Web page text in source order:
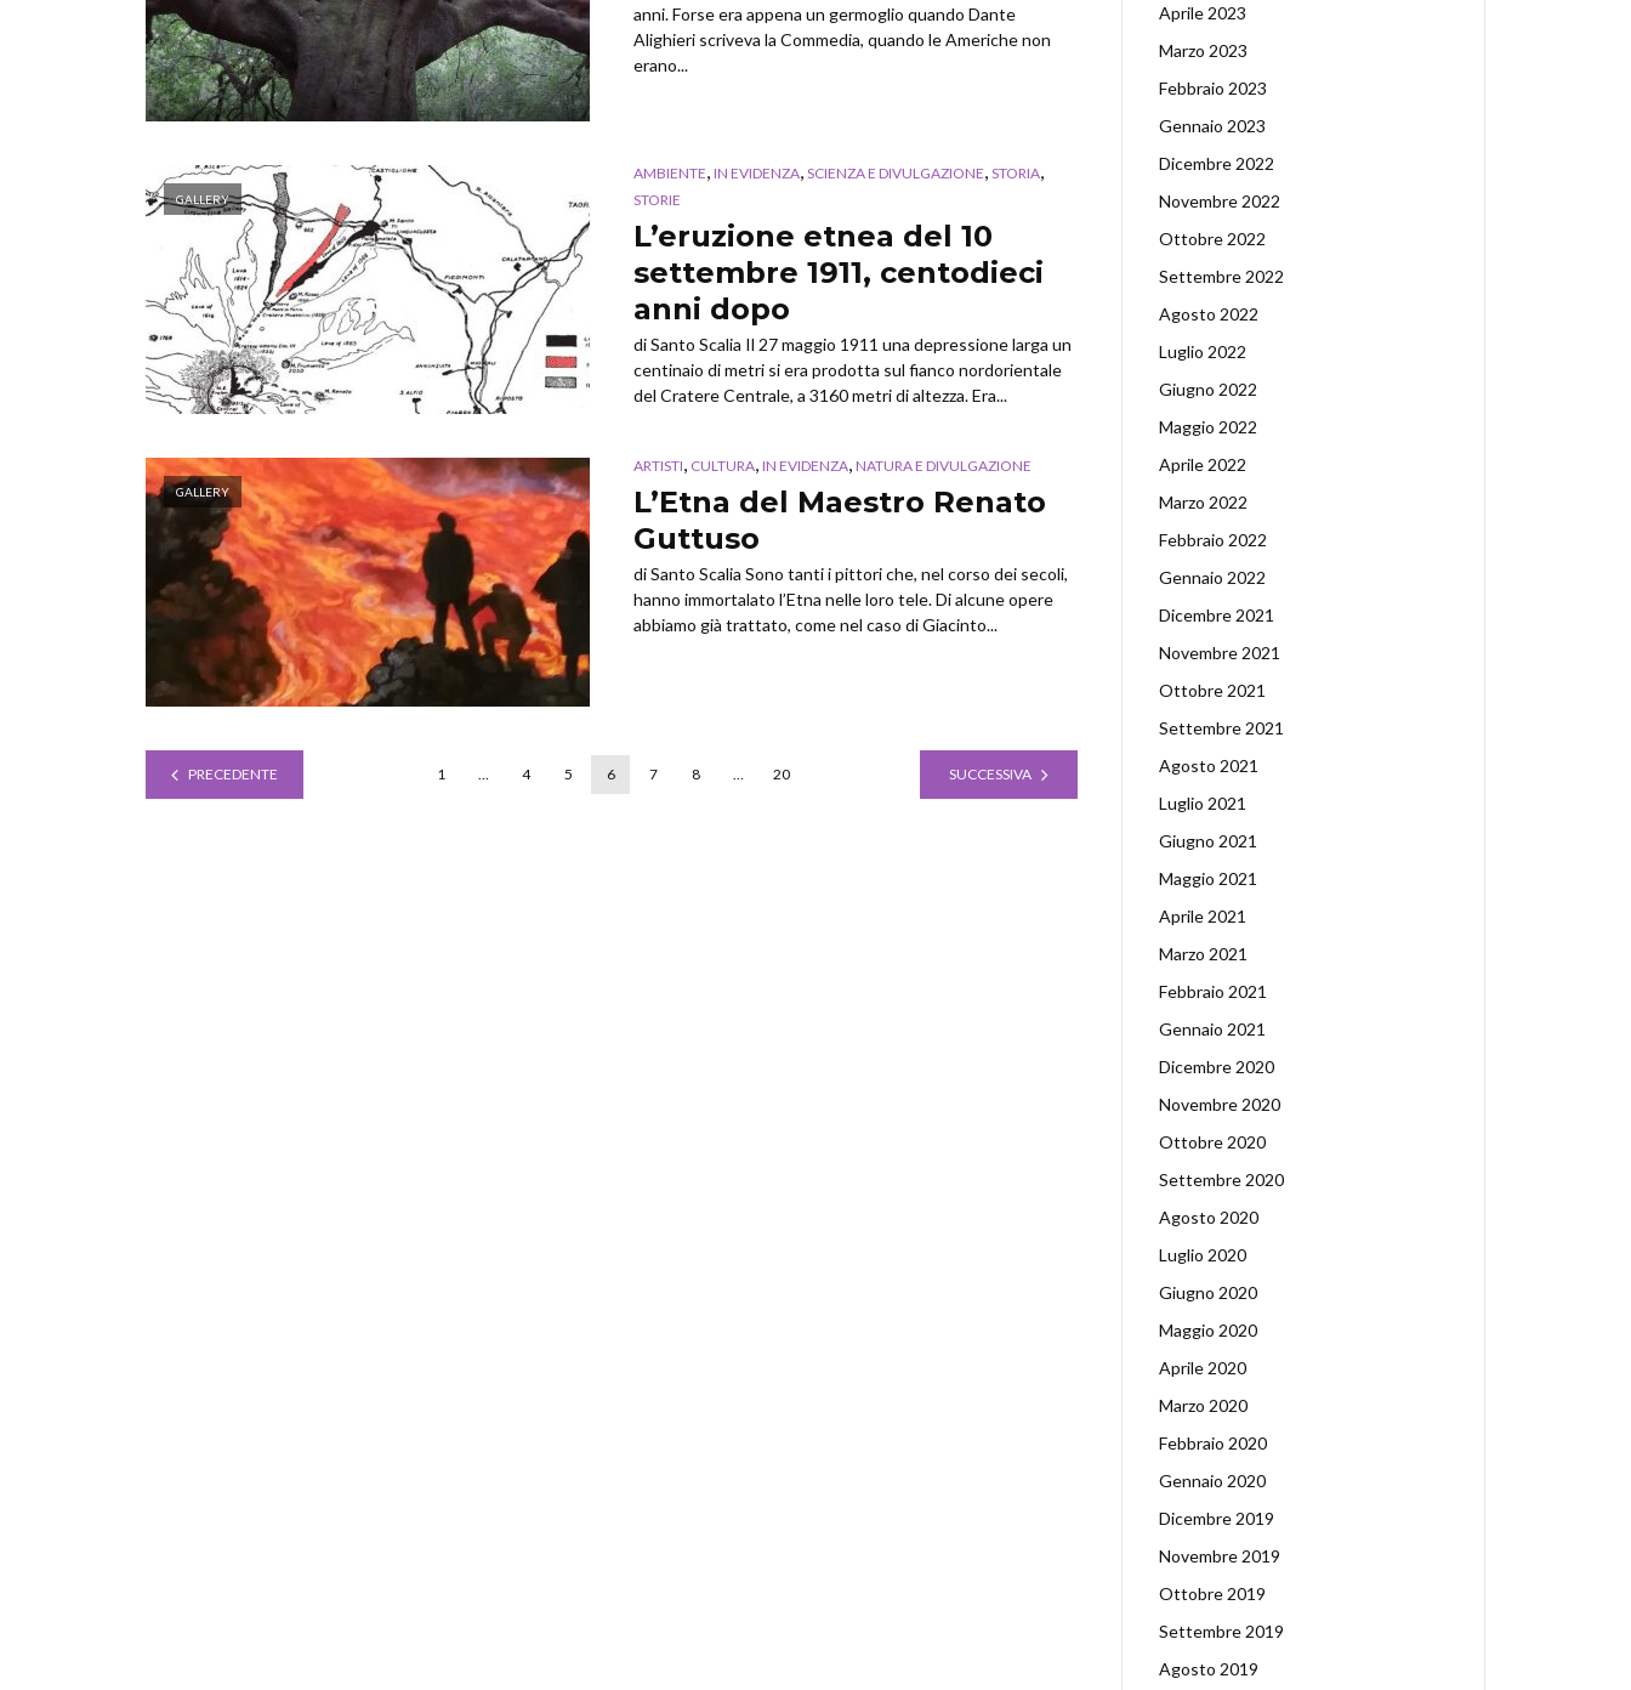
anni. Forse era appena un germoglio quando Dante
Alighieri scriveva la Commedia, quando le Americhe non
erano...
GALLERY
AMBIENTE, IN EVIDENZA, SCIENZA E DIVULGAZIONE, STORIA,
STORIE
L’eruzione etnea del 10
settembre 1911, centodieci
anni dopo
di Santo Scalia Il 27 maggio 1911 una depressione larga un
centinaio di metri si era prodotta sul fianco nordorientale
del Cratere Centrale, a 3160 metri di altezza. Era...
GALLERY
ARTISTI, CULTURA, IN EVIDENZA, NATURA E DIVULGAZIONE
L’Etna del Maestro Renato
Guttuso
di Santo Scalia Sono tanti i pittori che, nel corso dei secoli,
hanno immortalato l’Etna nelle loro tele. Di alcune opere
abbiamo già trattato, come nel caso di Giacinto...
PRECEDENTE 1 … 4 5 6 7 8 … 20 SUCCESSIVA
Aprile 2023
Marzo 2023
Febbraio 2023
Gennaio 2023
Dicembre 2022
Novembre 2022
Ottobre 2022
Settembre 2022
Agosto 2022
Luglio 2022
Giugno 2022
Maggio 2022
Aprile 2022
Marzo 2022
Febbraio 2022
Gennaio 2022
Dicembre 2021
Novembre 2021
Ottobre 2021
Settembre 2021
Agosto 2021
Luglio 2021
Giugno 2021
Maggio 2021
Aprile 2021
Marzo 2021
Febbraio 2021
Gennaio 2021
Dicembre 2020
Novembre 2020
Ottobre 2020
Settembre 2020
Agosto 2020
Luglio 2020
Giugno 2020
Maggio 2020
Aprile 2020
Marzo 2020
Febbraio 2020
Gennaio 2020
Dicembre 2019
Novembre 2019
Ottobre 2019
Settembre 2019
Agosto 2019